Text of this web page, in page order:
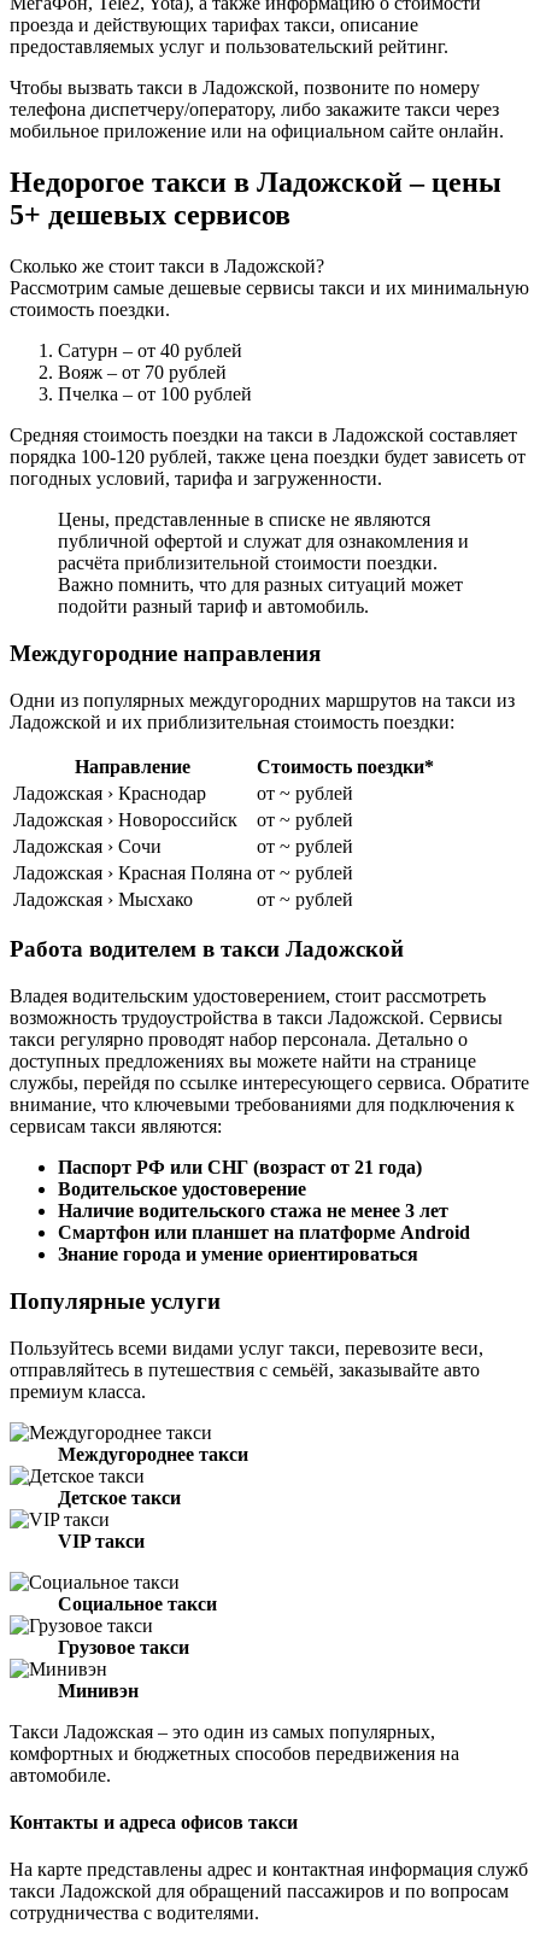
проезда и действующих тарифах такси, описание
предоставляемых услуг и пользовательский рейтинг.
Чтобы вызвать такси в Ладожской, позвоните по номеру
телефона диспетчеру/оператору, либо закажите такси через
мобильное приложение или на официальном сайте онлайн.
Недорогое такси в Ладожской – цены
5+ дешевых сервисов
Сколько же стоит такси в Ладожской?
Рассмотрим самые дешевые сервисы такси и их минимальную
стоимость поездки.
Сатурн – от 40 рублей
Вояж – от 70 рублей
Пчелка – от 100 рублей
Средняя стоимость поездки на такси в Ладожской составляет
порядка 100-120 рублей, также цена поездки будет зависеть от
погодных условий, тарифа и загруженности.
Цены, представленные в списке не являются
публичной офертой и служат для ознакомления и
расчёта приблизительной стоимости поездки.
Важно помнить, что для разных ситуаций может
подойти разный тариф и автомобиль.
Междугородние направления
Одни из популярных междугородних маршрутов на такси из
Ладожской и их приблизительная стоимость поездки:
Направление
Стоимость поездки*
Ладожская › Краснодар
от ~ рублей
Ладожская › Новороссийск
от ~ рублей
Ладожская › Сочи
от ~ рублей
Ладожская › Красная Поляна от ~ рублей
Ладожская › Мысхако
от ~ рублей
Работа водителем в такси Ладожской
Владея водительским удостоверением, стоит рассмотреть
возможность трудоустройства в такси Ладожской. Сервисы
такси регулярно проводят набор персонала. Детально о
доступных предложениях вы можете найти на странице
службы, перейдя по ссылке интересующего сервиса. Обратите
внимание, что ключевыми требованиями для подключения к
сервисам такси являются:
Паспорт РФ или СНГ (возраст от 21 года)
Водительское удостоверение
Наличие водительского стажа не менее 3 лет
Смартфон или планшет на платформе Android
Знание города и умение ориентироваться
Популярные услуги
Пользуйтесь всеми видами услуг такси, перевозите веси,
отправляйтесь в путешествия с семьёй, заказывайте авто
премиум класса.
Междугороднее такси
Детское такси
VIP такси
Социальное такси
Грузовое такси
Минивэн
Такси Ладожская – это один из самых популярных,
комфортных и бюджетных способов передвижения на
автомобиле.
Контакты и адреса офисов такси
На карте представлены адрес и контактная информация служб
такси Ладожской для обращений пассажиров и по вопросам
сотрудничества с водителями.